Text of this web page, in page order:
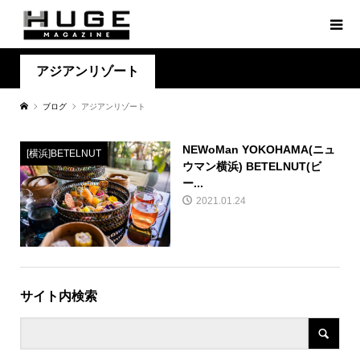
アジアンリゾート
ブログ アジアンリゾート
[横浜]BETELNUT
NEWoMan YOKOHAMA(ニュ
ウマン横浜) BETELNUT(ビ
ー...
2021.01.24
サイト内検索